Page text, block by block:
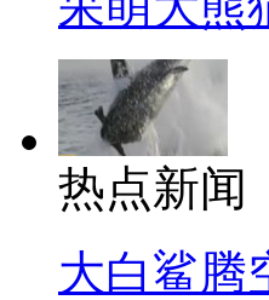
热点新闻
大白鲨腾